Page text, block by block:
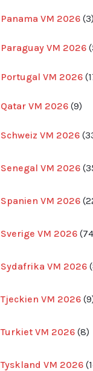
Panama VM 2026 3
Paraguay VM 2026
Portugal VM 2026
Qatar VM 2026 99
Schweiz VM 2026
Senegal VM 2026
Spanien VM 2026
Sverige VM 2026 74
Sydafrika VM 2026
Tjeckien VM 2026 9
Turkiet VM 2026 8
Tyskland VM 2026